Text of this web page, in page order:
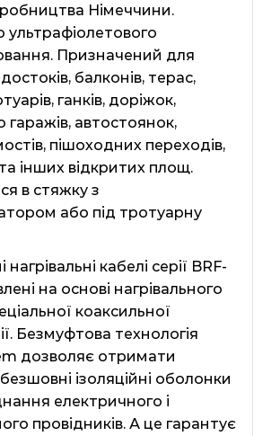
Німеччини.
ультрафіолетового
Призначений для
балконів, терас,
ганків, доріжок,
гаражів, автостоянок,
пішоходних переходів,
інших відкритих площ.
в стяжку з
або під тротуарну
нагрівальні кабелі серії BRF-
на основі нагрівального
коаксильної
Безмуфтова технологія
дозволяє отримати
ізоляційні оболонки
електричного і
провідників. А це гарантує